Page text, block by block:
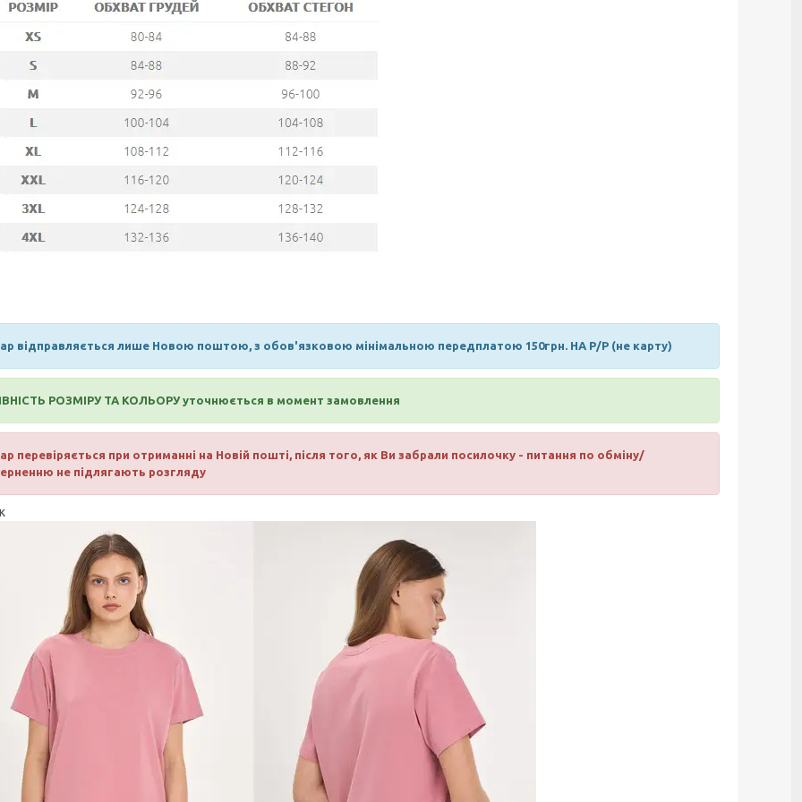
відправляється лише Новою поштою, з обов'язковою мінімальною передплатою 150грн. НА Р/Р (не карту)
РОЗМІРУ ТА КОЛЬОРУ уточнюється в момент замовлення
перевіряється при отриманні на Новій пошті, після того, як Ви забрали посилочку - питання по обміну/
не підлягають розгляду